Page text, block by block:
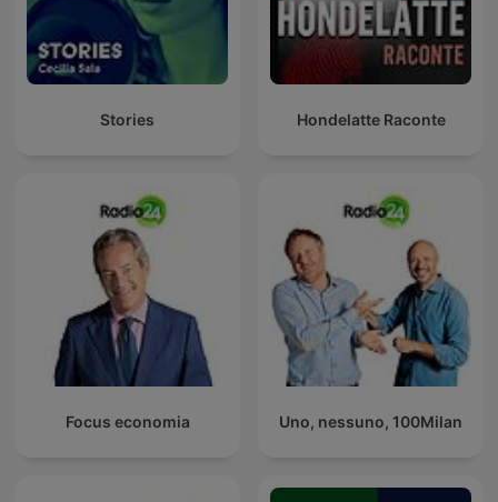
Stories Hondelatte Raconte
Focus economia Uno, nessuno, 100Milan